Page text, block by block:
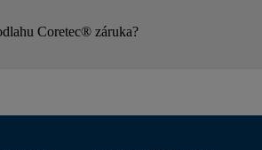
Coretec® záruka?